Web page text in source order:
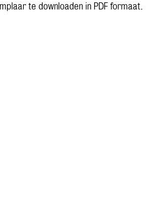
te downloaden in PDF formaat.